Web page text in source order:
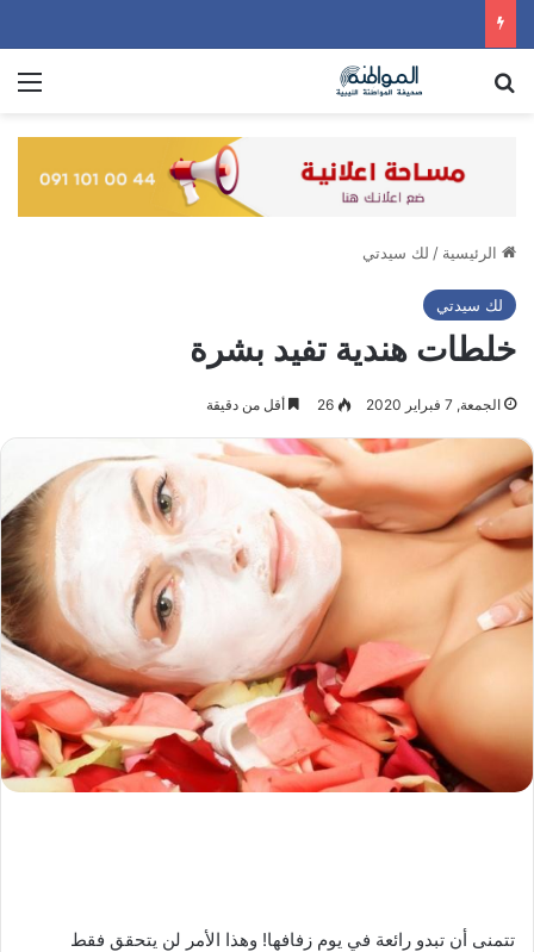
الرئيسية / لك سيدتي
لك سيدتي
خلطات هندية تفيد بشرة
الجمعة, 7 فبراير 2020 26 أقل من دقيقة
تتمنى أن تبدو رائعة في يوم زفافها! وهذا الأمر لن يتحقق فقط